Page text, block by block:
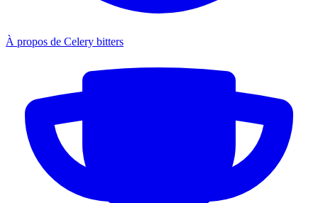
À propos de Celery bitters